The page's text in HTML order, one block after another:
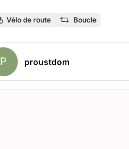
Vélo de route Boucle
P proustdom